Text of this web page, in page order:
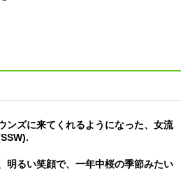
ンズに来てくれるようになった、女流
明るい笑顔で、一年中桜の季節みたい